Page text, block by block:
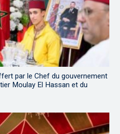
par le Chef du gouvernement
Moulay El Hassan et du